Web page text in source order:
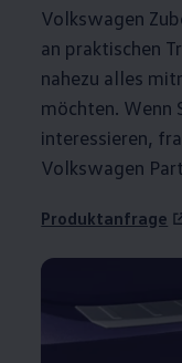
Volkswagen
an praktischen
nahezu alles
möchten. Wenn
interessieren,
Volkswagen
Produktanfrage